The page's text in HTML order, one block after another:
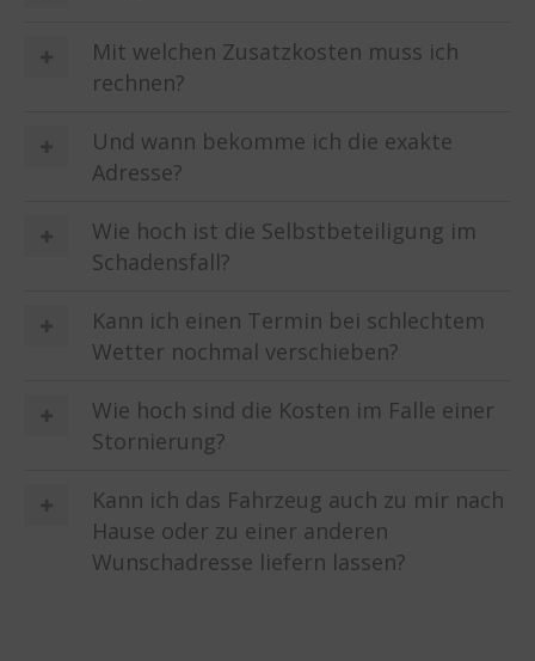
Mit welchen Zusatzkosten muss ich
rechnen?
Und wann bekomme ich die exakte
Adresse?
Wie hoch ist die Selbstbeteiligung im
Schadensfall?
Kann ich einen Termin bei schlechtem
Wetter nochmal verschieben?
Wie hoch sind die Kosten im Falle einer
Stornierung?
Kann ich das Fahrzeug auch zu mir nach
Hause oder zu einer anderen
Wunschadresse liefern lassen?